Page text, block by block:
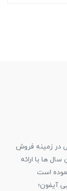
در زمینه فروش
و در این سال ها با ارائه
است
آیفون؛